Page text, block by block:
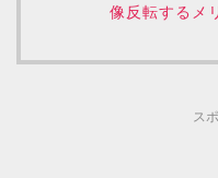
像反転するメ
ス